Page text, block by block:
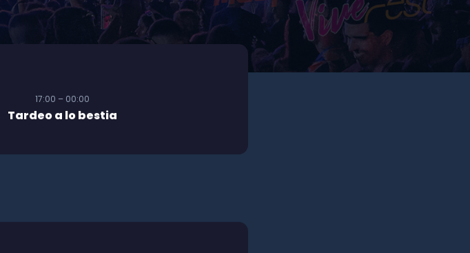
17:00 – 00:00
Tardeo a lo bestia